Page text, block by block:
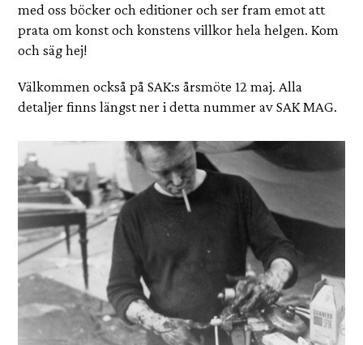
med oss böcker och editioner och ser fram emot att
prata om konst och konstens villkor hela helgen. Kom
och säg hej!
Välkommen också på SAK:s årsmöte 12 maj. Alla
detaljer finns längst ner i detta nummer av SAK MAG.